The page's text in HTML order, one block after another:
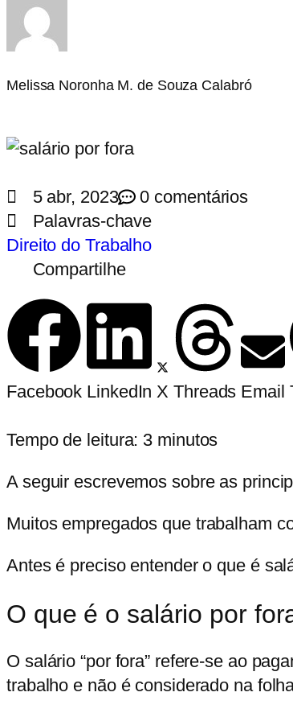
Melissa Noronha M. de Souza Calabró
5 abr, 2023
0 comentários
Palavras-chave
Direito do Trabalho
Compartilhe
Facebook LinkedIn X Threads Email
Tempo de leitura: 3 minutos
A seguir escrevemos sobre as
Muitos empregados que trabalham
Antes é preciso entender o que é
O que é o salário por
O salário “por fora” refere-se ao
trabalho e não é considerado na